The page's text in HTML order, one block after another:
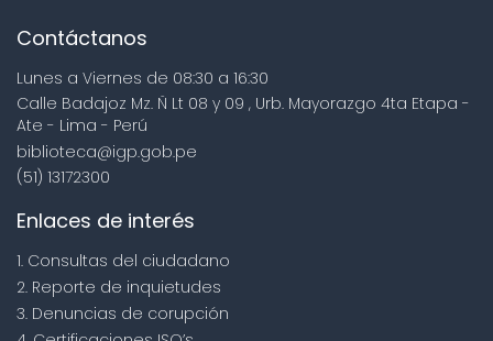
Contáctanos
Lunes a Viernes de 08:30 a 16:30
Calle Badajoz Mz. Ñ Lt 08 y 09 , Urb. Mayorazgo 4ta Etapa -
Ate - Lima - Perú
biblioteca@igp.gob.pe
(51) 13172300
Enlaces de interés
1. Consultas del ciudadano
2. Reporte de inquietudes
3. Denuncias de corupción